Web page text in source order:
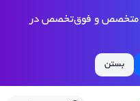
متخصص و فوق‌تخصص در
بستن